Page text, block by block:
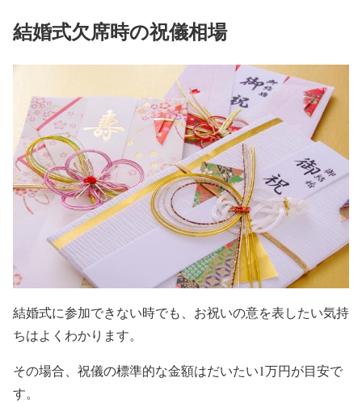
結婚式欠席時の祝儀相場
結婚式に参加できない時でも、お祝いの意を表したい気持
ちはよくわかります。
その場合、祝儀の標準的な金額はだいたい1万円が目安で
す。